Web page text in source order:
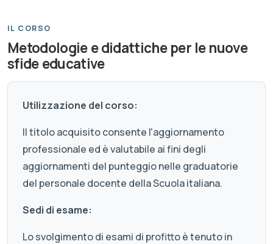
IL CORSO
Metodologie e didattiche per le nuove
sfide educative
Utilizzazione del corso:
Il titolo acquisito consente l'aggiornamento
professionale ed è valutabile ai fini degli
aggiornamenti del punteggio nelle graduatorie
del personale docente della Scuola italiana.
Sedi di esame:
Lo svolgimento di esami di profitto è tenuto in